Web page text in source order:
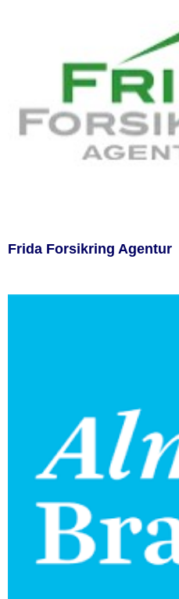
Frida Forsikring Agentur